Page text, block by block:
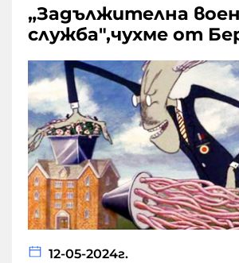
„Задължителна
служба",чухме от
12-05-2024г.